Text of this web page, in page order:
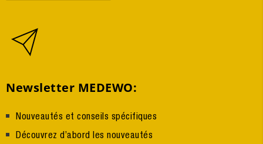
Newsletter MEDEWO:
Nouveautés et conseils spécifiques
Découvrez d’abord les nouveautés